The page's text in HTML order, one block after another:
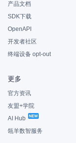
产品文档
SDK下载
OpenAPI
开发者社区
终端设备 opt-out
更多
官方资讯
友盟+学院
AI Hub
瓴羊数智服务